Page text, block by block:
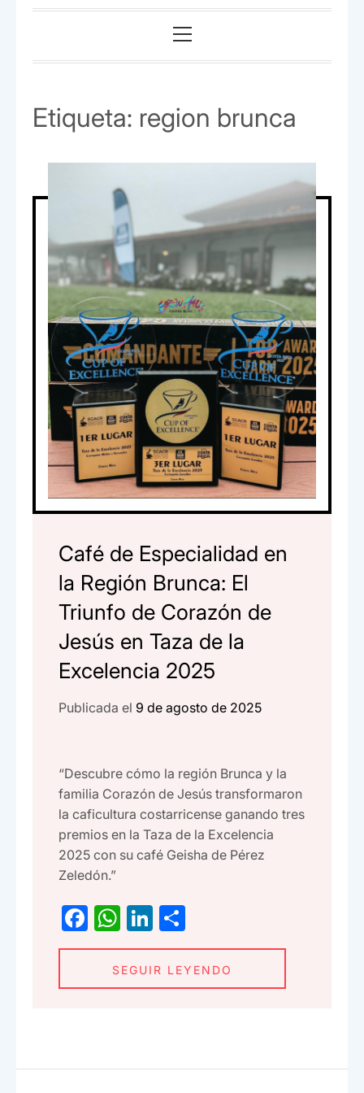
principal
Etiqueta: region brunca
Café de Especialidad en
la Región Brunca: El
Triunfo de Corazón de
Jesús en Taza de la
Excelencia 2025
Publicada el 9 de agosto de 2025
“Descubre cómo la región Brunca y la
familia Corazón de Jesús transformaron
la caficultura costarricense ganando tres
premios en la Taza de la Excelencia
2025 con su café Geisha de Pérez
Zeledón.”
F
a
e
o
W
h
at
s
p
Li
n
ke
dI
o
m
p
SEGUIR LEYENDO